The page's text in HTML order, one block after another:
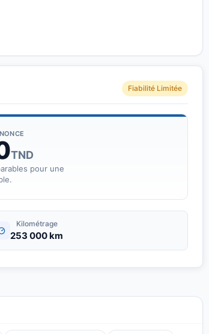
Fiabilité Limitée
TND
pour une
Kilométrage
253 000 km